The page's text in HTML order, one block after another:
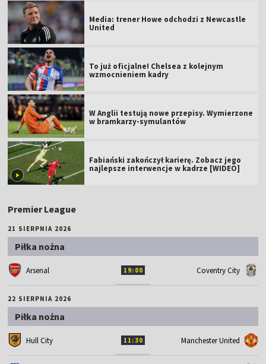
Media: trener Howe odchodzi z Newcastle
United
To już oficjalne! Chelsea z kolejnym
wzmocnieniem kadry
W Anglii testują nowe przepisy. Wymierzone
w bramkarzy-symulantów
Fabiański zakończył karierę. Zobacz jego
najlepsze interwencje w kadrze [WIDEO]
Premier League
21 SIERPNIA 2026
Piłka nożna
Arsenal 19:00 Coventry City
22 SIERPNIA 2026
Piłka nożna
Hull City 11:30 Manchester United